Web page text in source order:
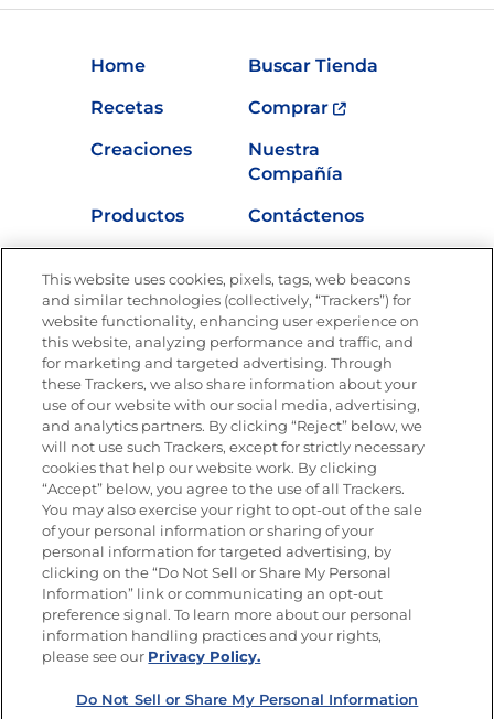
Home
Buscar Tienda
Recetas
Comprar
Creaciones
Nuestra
Compañía
Productos
Contáctenos
Nutrición
Únete a La Cocina Goya®
Recibe Nuevas Recetas, Ofertas Especiales y
Promociones
Email(Obligatorio)
SÍGUENOS EN LAS REDES SOCIALES
This website uses cookies, pixels, tags, web beacons
and similar technologies (collectively, “Trackers”) for
website functionality, enhancing user experience on
this website, analyzing performance and traffic, and
for marketing and targeted advertising. Through
these Trackers, we also share information about your
use of our website with our social media, advertising,
and analytics partners. By clicking “Reject” below, we
will not use such Trackers, except for strictly necessary
cookies that help our website work. By clicking
“Accept” below, you agree to the use of all Trackers.
You may also exercise your right to opt-out of the sale
of your personal information or sharing of your
personal information for targeted advertising, by
clicking on the “Do Not Sell or Share My Personal
Information” link or communicating an opt-out
preference signal. To learn more about our personal
information handling practices and your rights,
please see our Privacy Policy.
Do Not Sell or Share My Personal Information